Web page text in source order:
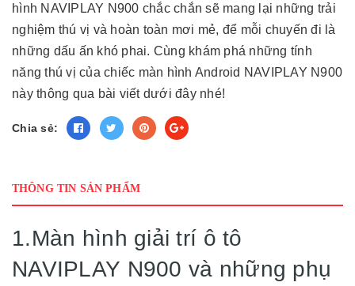
hình NAVIPLAY N900 chắc chắn sẽ mang lại những trải
nghiệm thú vị và hoàn toàn mơi mẻ, để mỗi chuyến đi là
những dấu ấn khó phai. Cùng khám phá những tính
năng thú vị của chiếc màn hình Android NAVIPLAY N900
này thông qua bài viết dưới đây nhé!
Chia sẻ:
THÔNG TIN SẢN PHẨM
1.Màn hình giải trí ô tô
NAVIPLAY N900 và những phụ